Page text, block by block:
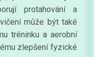
protahování a
může být také
tréninku a aerobní
zlepšení fyzické